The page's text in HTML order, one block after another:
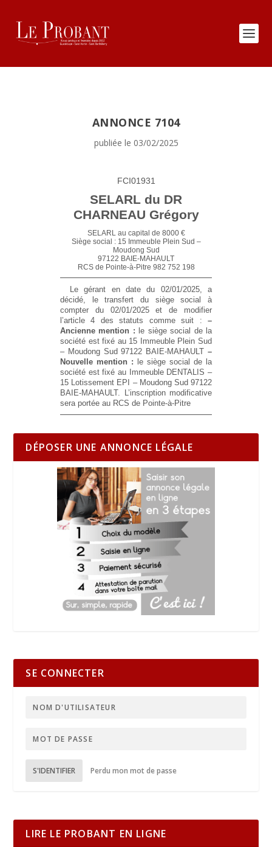
ANNONCE 7104
publiée le 03/02/2025
FCI01931
SELARL du DR
CHARNEAU Grégory
SELARL au capital de 8000 €
Siège social : 15 Immeuble Plein Sud –
Moudong Sud
97122 BAIE-MAHAULT
RCS de Pointe-à-Pitre 982 752 198
Le gérant en date du 02/01/2025, a
décidé, le transfert du siège social à
compter du 02/01/2025 et de modifier
l’article 4 des statuts comme suit : –
Ancienne mention : le siège social de la
société est fixé au 15 Immeuble Plein Sud
– Moudong Sud 97122 BAIE-MAHAULT –
Nouvelle mention :
le siège social de la
société est fixé au Immeuble DENTALIS –
15 Lotissement EPI – Moudong Sud 97122
BAIE-MAHAULT. L’inscription modificative
sera portée au RCS de Pointe-à-Pitre
DÉPOSER UNE ANNONCE LÉGALE
SE CONNECTER
S'IDENTIFIER Perdu mon mot de passe
LIRE LE PROBANT EN LIGNE